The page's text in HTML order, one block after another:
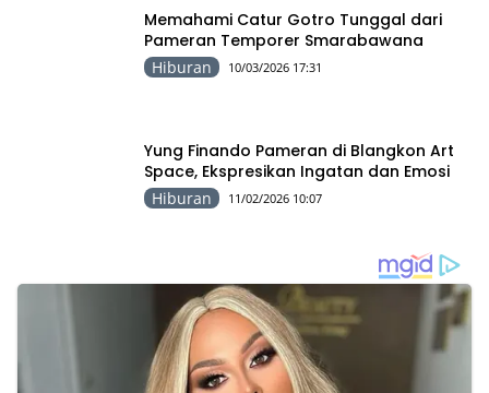
Memahami Catur Gotro Tunggal dari
Pameran Temporer Smarabawana
Hiburan 10/03/2026 17:31
Yung Finando Pameran di Blangkon Art
Space, Ekspresikan Ingatan dan Emosi
Hiburan 11/02/2026 10:07